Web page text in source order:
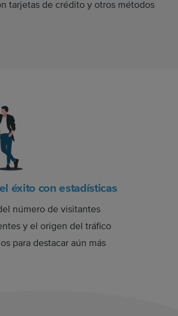
tarjetas de crédito y otros métodos
éxito con estadísticas
número de visitantes
y el origen del tráfico
para destacar aún más